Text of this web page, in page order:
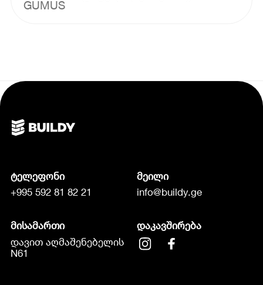
ტელეფონი
+995 592 81 82 21
მეილი
info@buildy.ge
მისამართი
დავით აღმაშენებელის
N61
დაკავშირება